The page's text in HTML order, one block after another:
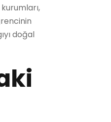
doğal